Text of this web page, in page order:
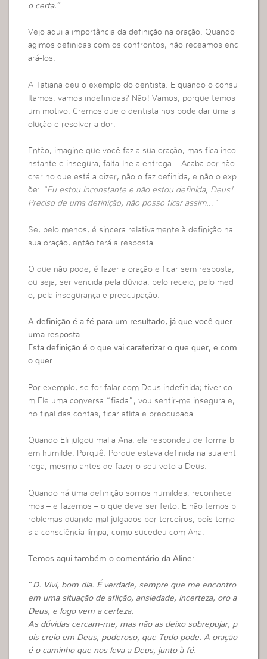
o certa.”
Vejo aqui a importância da definição na oração. Quando
agimos definidas com os confrontos, não receamos enc
ará-los.
A Tatiana deu o exemplo do dentista. E quando o consu
ltamos, vamos indefinidas? Não! Vamos, porque temos
um motivo: Cremos que o dentista nos pode dar uma s
olução e resolver a dor.
Então, imagine que você faz a sua oração, mas fica inco
nstante e insegura, falta-lhe a entrega… Acaba por não
crer no que está a dizer, não o faz definida, e não o exp
õe:
“Eu estou inconstante e não estou definida, Deus!
Preciso de uma definição, não posso ficar assim…”
Se, pelo menos, é sincera relativamente à definição na
sua oração, então terá a resposta.
O que não pode, é fazer a oração e ficar sem resposta,
ou seja, ser vencida pela dúvida, pelo receio, pelo med
o, pela insegurança e preocupação.
A definição é a fé para um resultado, já que você quer
uma resposta.
Esta definição é o que vai caraterizar o que quer, e com
o quer.
Por exemplo, se for falar com Deus indefinida; tiver co
m Ele uma conversa “fiada”, vou sentir-me insegura e,
no final das contas, ficar aflita e preocupada.
Quando Eli julgou mal a Ana, ela respondeu de forma b
em humilde. Porquê: Porque estava definida na sua ent
rega, mesmo antes de fazer o seu voto a Deus.
Quando há uma definição somos humildes, reconhece
mos – e fazemos – o que deve ser feito. E não temos p
roblemas quando mal julgados por terceiros, pois temo
s a consciência limpa, como sucedeu com Ana.
Temos aqui também o comentário da Aline:
“ D. Vivi, bom dia. É verdade, sempre que me encontro
em uma situação de aflição, ansiedade, incerteza, oro a
Deus, e logo vem a certeza.
As dúvidas cercam-me, mas não as deixo sobrepujar, p
ois creio em Deus, poderoso, que Tudo pode.A oração
é o caminho que nos leva a Deus, junto à fé.